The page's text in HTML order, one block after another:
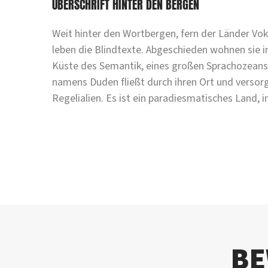
ÜBERSCHRIFT HINTER DEN BERGEN
Weit hinter den Wortbergen, fern der Länder
leben die Blindtexte. Abgeschieden wohnen sie
Küste des Semantik, eines großen
namens Duden fließt durch ihren Ort und
Regelialien. Es ist ein paradiesmatisches Land,